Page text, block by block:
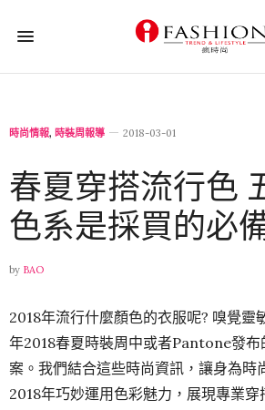
時尚情報, 時裝周報導 2018-03-01
春夏穿搭流行色
色系是採買的必
by BAO
2018年流行什麼顏色的衣服呢? 嗅覺靈
年2018春夏時裝周中或者Pantone發布
案。我們結合這些時尚資訊，讓身為時
2018年巧妙運用色彩魅力，展現專業穿